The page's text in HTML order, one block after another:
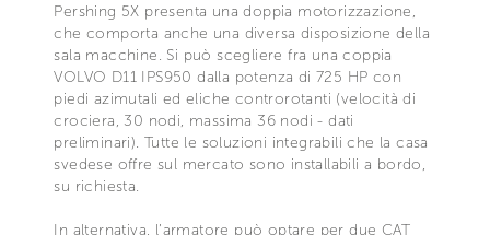
Pershing 5X presenta una doppia motorizzazione,
che comporta anche una diversa disposizione della
sala macchine. Si può scegliere fra una coppia
VOLVO D11 IPS950 dalla potenza di 725 HP con
piedi azimutali ed eliche controrotanti (velocità di
crociera, 30 nodi, massima 36 nodi - dati
preliminari). Tutte le soluzioni integrabili che la casa
svedese offre sul mercato sono installabili a bordo,
su richiesta.
In alternativa, l’armatore può optare per due CAT